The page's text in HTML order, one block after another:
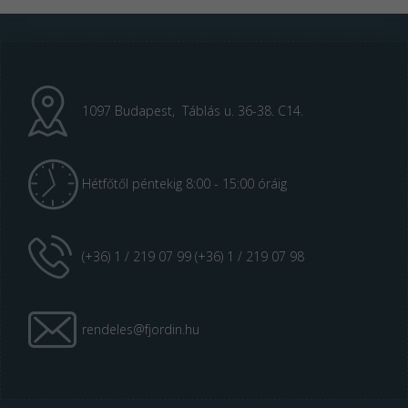
1097 Budapest, Táblás u. 36-38. C14.
Hétfőtől péntekig 8:00 - 15:00 óráig
(+36) 1 / 219 07 99 (+36) 1 / 219 07 98
rendeles@fjordin.hu